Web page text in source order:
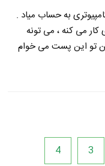
به حساب میاد .
می کنه ، می تونه
تو این پست می خوام
3
4